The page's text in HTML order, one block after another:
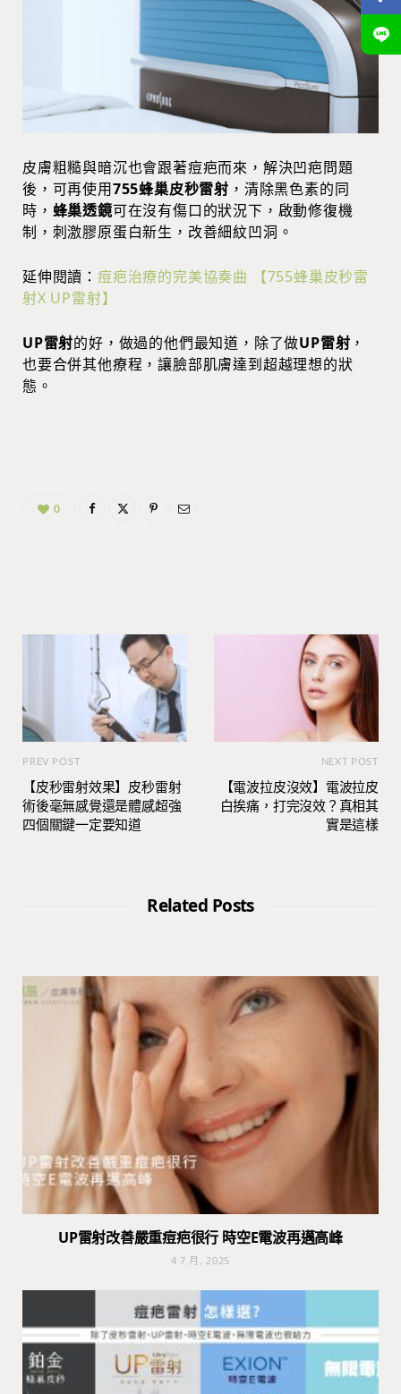
皮膚粗糙與暗沉也會跟著痘疤而來，解決凹疤問題
後，可再使用755蜂巢皮秒雷射 ，清除黑色素的同
時， 蜂巢透鏡可在沒有傷口的狀況下，啟動修復機
制，刺激膠原蛋白新生，改善細紋凹洞。
延伸閱讀：痘疤治療的完美協奏曲 【755蜂巢皮秒雷
射X UP雷射】
UP雷射的好，做過的他們最知道，除了做UP雷射 ，
也要合併其他療程，讓臉部肌膚達到超越理想的狀
態。
0
PREV POST
【皮秒雷射效果】皮秒雷射
術後毫無感覺還是體感超強
四個關鍵一定要知道
NEXT POST
【電波拉皮沒效】電波拉皮
白挨痛，打完沒效？真相其
實是這樣
Related Posts
UP雷射改善嚴重痘疤很行 時空E電波再邁高峰
4 7 月, 2025